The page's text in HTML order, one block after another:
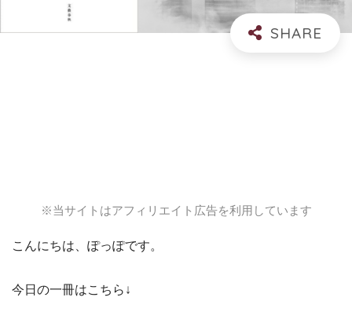
※当サイトはアフィリエイト広告を利用しています
こんにちは、ぽっぽです。
今日の一冊はこちら↓